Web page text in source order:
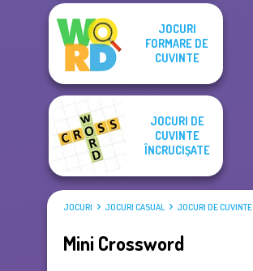
JOCURI
FORMARE DE
CUVINTE
JOCURI DE
CUVINTE
ÎNCRUCIȘATE
JOCURI JOCURI CASUAL JOCURI DE CUVINTE
Mini Crossword